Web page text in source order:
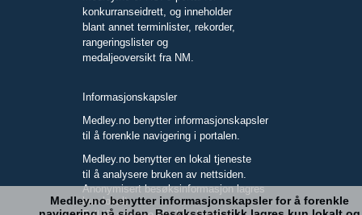
konkurranseidrett, og inneholder
blant annet terminlister, rekorder,
rangeringslister og
medaljeoversikt fra NM.
Informasjonskapsler
Medley.no benytter informasjonskapsler
til å forenkle navigering i portalen.
Medley.no benytter en lokal tjeneste
til å analysere bruken av nettsiden.
Anonymisert besøksinformasjon lagres
kun lokalt.
Medley.no benytter informasjonskapsler for å forenkle